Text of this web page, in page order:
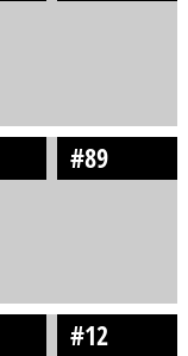
#89
#12